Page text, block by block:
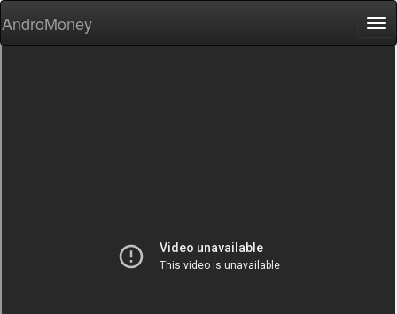
AndroMoney